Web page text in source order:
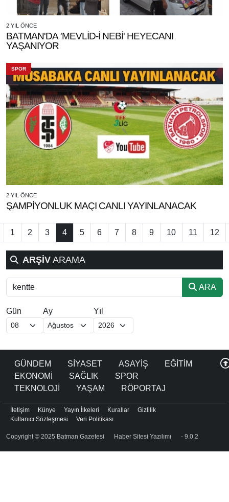
2 YIL ÖNCE
BATMAN'DA 'MEVLİD-İ NEBİ' HEYECANI
YAŞANIYOR
SPOR
2 YIL ÖNCE
ŞAMPİYONLUK MAÇI CANLI YAYINLANACAK
1 2 3 4 5 6 7 8 9 10 11 12
ARŞİV ARAMA
ARA
Gün Ay Yıl
GÜNDEM SİYASET ASAYİŞ
EĞİTİM
EKONOMİ
SAĞLIK
SPOR
TEKNOLOJİ
YAŞAM RÖPORTAJ
Copyright © 2025 Batman Gazetesi Haber Sitesi Yazılımı - 9.0.2
İletişim Künye Yayın İlkeleri Kurallar
Gizlilik
Kullanıcı Sözleşmesi
Veri Politikası